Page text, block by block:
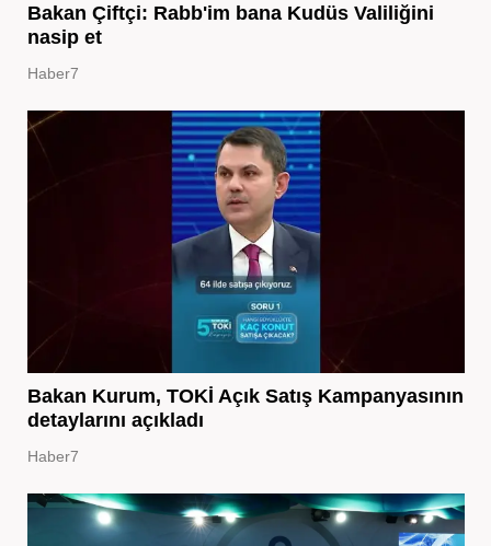
Bakan Çiftçi: Rabb'im bana Kudüs Valiliğini
nasip et
Haber7
Bakan Kurum, TOKİ Açık Satış Kampanyasının
detaylarını açıkladı
Haber7